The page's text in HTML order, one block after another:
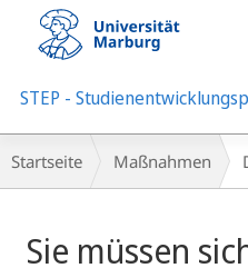
Mobile-
Navigation
STEP -
Breadcrumb-
Navigation
Startseite Maßnahmen
Sie müssen